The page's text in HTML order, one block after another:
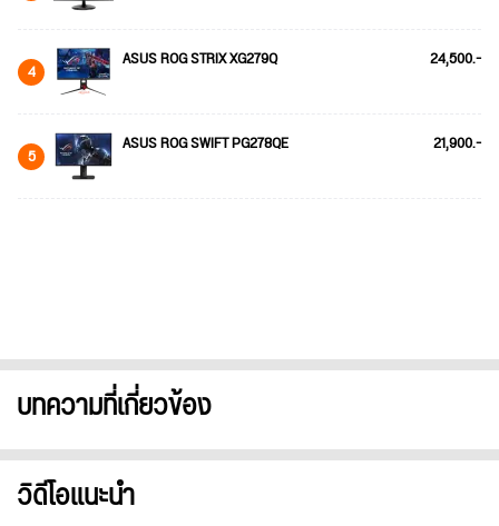
4 ASUS ROG STRIX XG279Q 24,500.-
5 ASUS ROG SWIFT PG278QE 21,900.-
บทความที่เกี่ยวข้อง
วิดีโอแนะนำ